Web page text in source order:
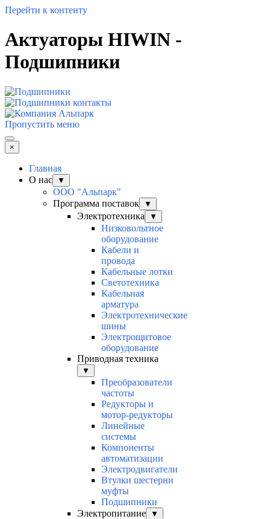
Перейти к контенту
Актуаторы HIWIN -
Подшипники
Пропустить меню
×
Главная
О нас
▼
ООО "Альпарк"
Программа поставок
▼
Электротехника ▼
Низковольтное
оборудование
Кабели и
провода
Кабельные лотки
Светотехника
Кабельная
арматура
Электротехнические
шины
Электрощитовое
оборудование
Приводная техника
▼
Преобразователи
частоты
Редукторы и
мотор-редукторы
Линейные
системы
Компоненты
автоматизации
Электродвигатели
Втулки шестерни
муфты
Подшипники
Электропитание
▼